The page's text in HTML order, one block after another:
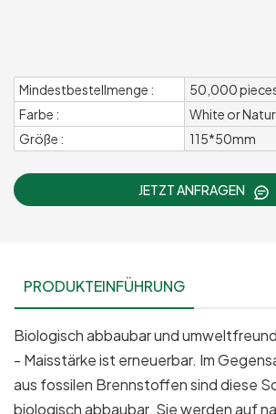
Mindestbestellmenge :
50,000
Farbe :
White or
Größe :
115*50mm
JETZT ANFRAGEN
PRODUKTEINFÜHRUNG
Biologisch abbaubar und
- Maisstärke ist erneuerbar. Im
aus fossilen Brennstoffen sind diese
biologisch abbaubar. Sie werden auf